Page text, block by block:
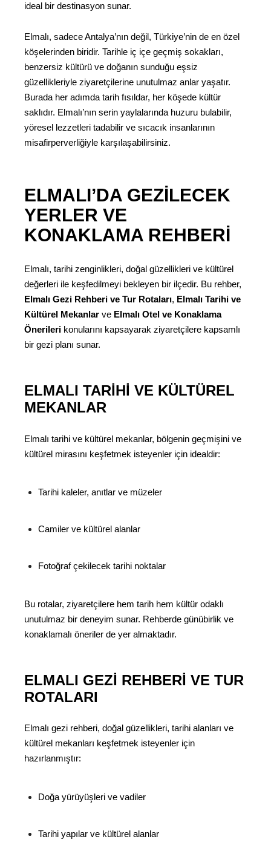
ideal bir destinasyon sunar.
Elmalı, sadece Antalya’nın değil, Türkiye’nin de en özel
köşelerinden biridir. Tarihle iç içe geçmiş sokakları,
benzersiz kültürü ve doğanın sunduğu eşsiz
güzellikleriyle ziyaretçilerine unutulmaz anlar yaşatır.
Burada her adımda tarih fısıldar, her köşede kültür
saklıdır. Elmalı’nın serin yaylalarında huzuru bulabilir,
yöresel lezzetleri tadabilir ve sıcacık insanlarının
misafirperverliğiyle karşılaşabilirsiniz.
ELMALI’DA GEZILECEK
YERLER VE
KONAKLAMA REHBERI
Elmalı, tarihi zenginlikleri, doğal güzellikleri ve kültürel
değerleri ile keşfedilmeyi bekleyen bir ilçedir. Bu rehber,
Elmalı Gezi Rehberi ve Tur Rotaları, Elmalı Tarihi ve
Kültürel Mekanlar ve Elmalı Otel ve Konaklama
Önerileri konularını kapsayarak ziyaretçilere kapsamlı
bir gezi planı sunar.
ELMALI TARIHI VE KÜLTÜREL
MEKANLAR
Elmalı tarihi ve kültürel mekanlar, bölgenin geçmişini ve
kültürel mirasını keşfetmek isteyenler için idealdir:
Tarihi kaleler, anıtlar ve müzeler
Camiler ve kültürel alanlar
Fotoğraf çekilecek tarihi noktalar
Bu rotalar, ziyaretçilere hem tarih hem kültür odaklı
unutulmaz bir deneyim sunar. Rehberde günübirlik ve
konaklamalı öneriler de yer almaktadır.
ELMALI GEZI REHBERI VE TUR
ROTALARI
Elmalı gezi rehberi, doğal güzellikleri, tarihi alanları ve
kültürel mekanları keşfetmek isteyenler için
hazırlanmıştır:
Doğa yürüyüşleri ve vadiler
Tarihi yapılar ve kültürel alanlar